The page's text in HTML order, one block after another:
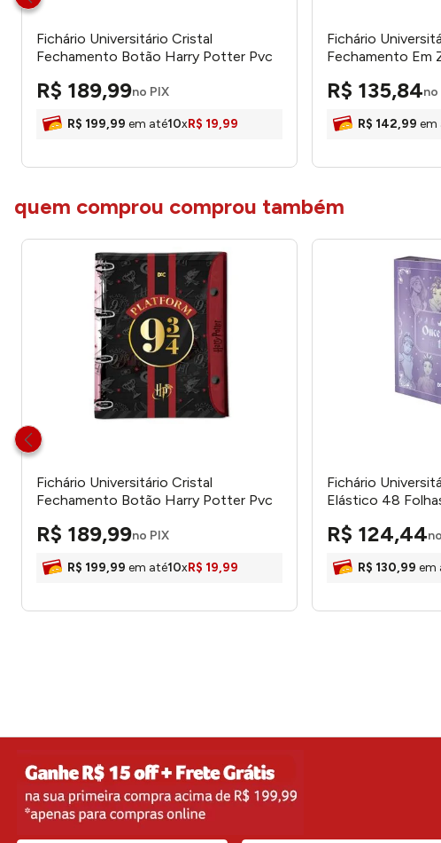
Fichário Universitário Cristal
Fechamento Botão Harry Potter Pvc
R$ 189,99no PIX
R$ 199,99 em até10xR$ 19,99
Fichário
Fechamento Em
R$ 135,84no
R$ 142,99 em
quem comprou comprou também
Fichário Universitário Cristal
Fechamento Botão Harry Potter Pvc
R$ 189,99no PIX
R$ 199,99 em até10xR$ 19,99
Fichário
Elástico 48
R$ 124,44
R$ 130,99 em